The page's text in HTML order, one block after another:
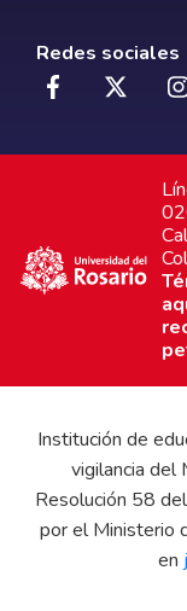
Redes sociales
Institución de
vigilancia del
Resolución 58
por el Ministerio
en